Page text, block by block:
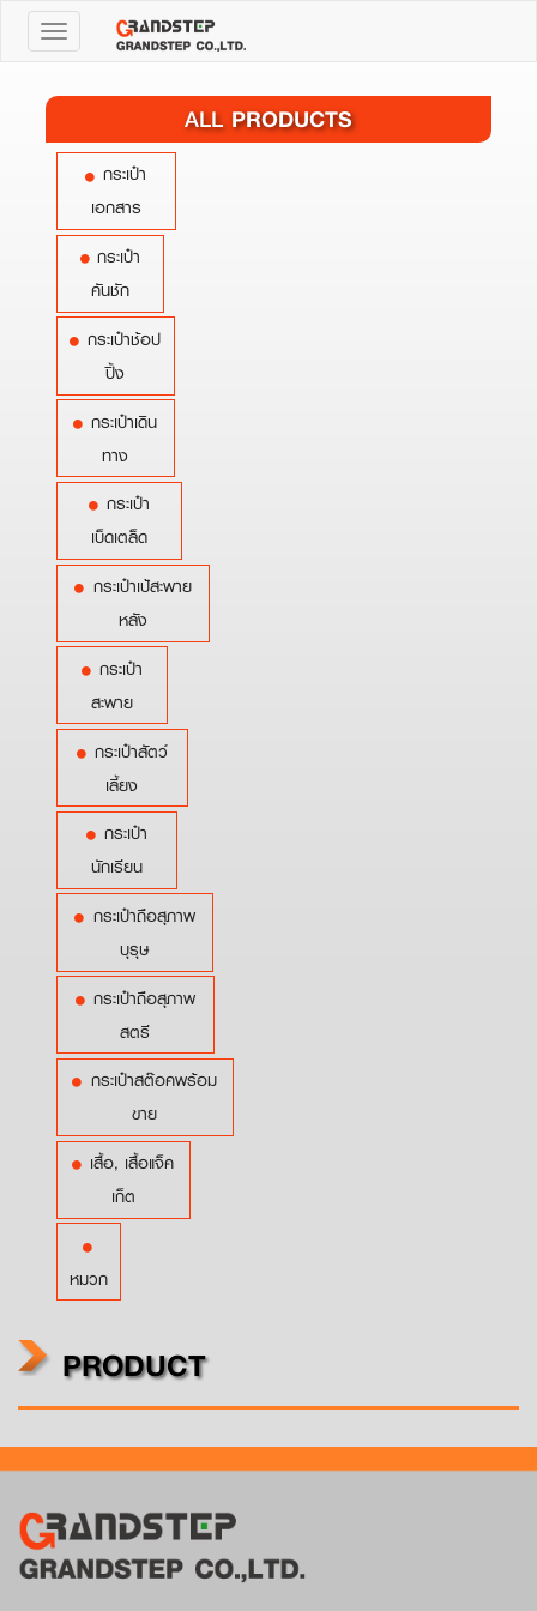
Toggle
ALL PRODUCTS
กระเป๋า
เอกสาร
กระเป๋า
คันชัก
กระเป๋าช้อป
ปิ้ง
กระเป๋าเดิน
ทาง
กระเป๋า
เบ็ดเตล็ด
กระเป๋าเป้สะพาย
หลัง
กระเป๋า
สะพาย
กระเป๋าสัตว์
เลี้ยง
กระเป๋า
นักเรียน
กระเป๋าถือสุภาพ
บุรุษ
กระเป๋าถือสุภาพ
สตรี
กระเป๋าสต๊อคพร้อม
ขาย
เสื้อ, เสื้อแจ็ค
เก็ต
หมวก
PRODUCT